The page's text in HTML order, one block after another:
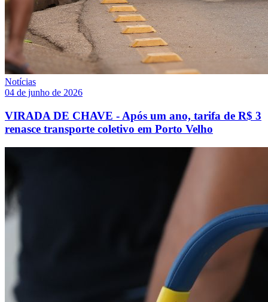
Notícias
04 de junho de 2026
VIRADA DE CHAVE - Após um ano, tarifa de R$ 3
renasce transporte coletivo em Porto Velho